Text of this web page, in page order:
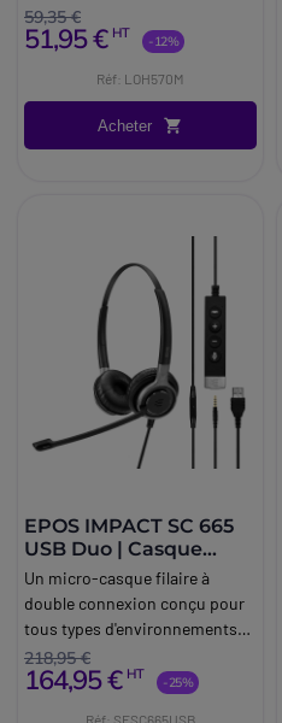
59,35 €
51,95 € HT -12%
Réf: LOH570M
Acheter
EPOS IMPACT SC 665
USB Duo | Casque
PC/Mac
Un micro-casque filaire à
double connexion conçu pour
tous types d'environnements
professionnels.
218,95 €
164,95 € HT -25%